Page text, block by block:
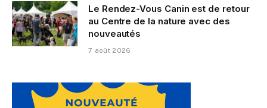
Le Rendez-Vous Canin est de retour
au Centre de la nature avec des
nouveautés
7 août 2026